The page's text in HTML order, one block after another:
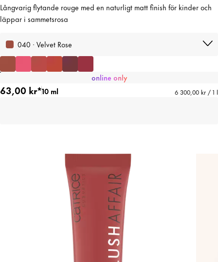
Långvarig flytande rouge med en naturligt matt finish för kinder och
läppar i sammetsrosa
040 · Velvet Rose
online only
63,00 kr*10 ml 6 300,00 kr / 1 l